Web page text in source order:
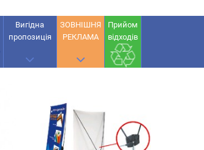
Вигідна
пропозиція
ЗОВНІШНЯ
РЕКЛАМА
Прийом
відходів